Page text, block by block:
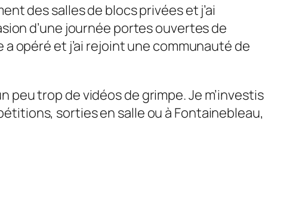
des salles de blocs privées et j’ai
d’une journée portes ouvertes de
a opéré et j’ai rejoint une communauté de
peu trop de vidéos de grimpe. Je m’investis
sorties en salle ou à Fontainebleau,